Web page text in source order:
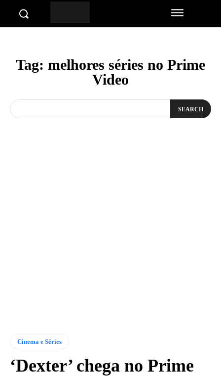
Tag: melhores séries no Prime
Video
SEARCH
Cinema e Séries
‘Dexter’ chega no Prime